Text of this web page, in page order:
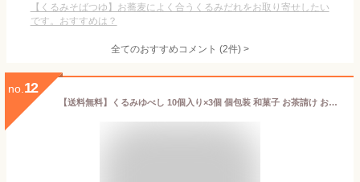
【くるみそばつゆ】お蕎麦によく合うくるみだれをお取り寄せしたい
です。おすすめは？
全てのおすすめコメント (2件) >
no. 12
【送料無料】くるみゆべし 10個入り×3個 個包装 和菓子 お茶請け おやつ クルミゆべし 胡桃 ギフト プレゼント 母の日 父の日 敬老の日 季折